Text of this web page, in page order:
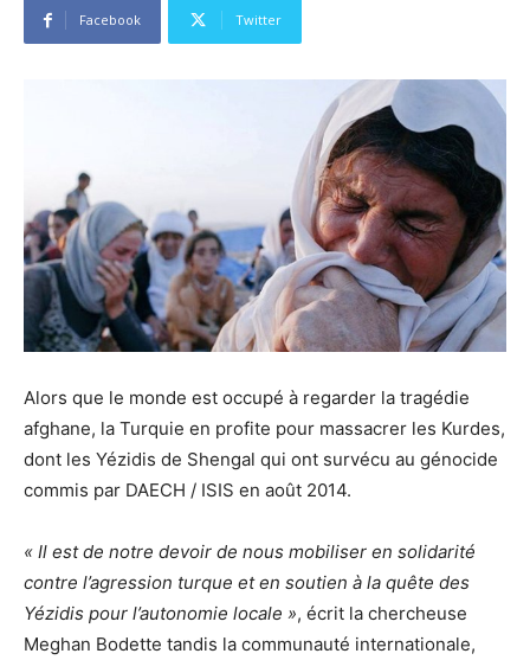
Facebook Twitter
Alors que le monde est occupé à regarder la tragédie
afghane, la Turquie en profite pour massacrer les Kurdes,
dont les Yézidis de Shengal qui ont survécu au génocide
commis par DAECH / ISIS en août 2014.
« Il est de notre devoir de nous mobiliser en solidarité
contre l’agression turque et en soutien à la quête des
Yézidis pour l’autonomie locale », écrit la chercheuse
Meghan Bodette tandis la communauté internationale,